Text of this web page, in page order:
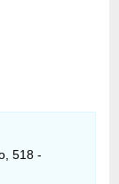
518 -